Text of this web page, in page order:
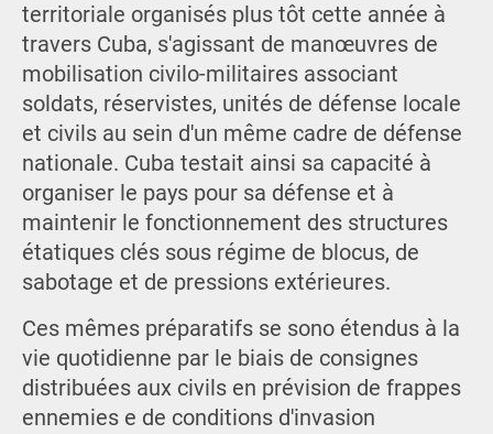
territoriale organisés plus tôt cette année à
travers Cuba, s'agissant de manœuvres de
mobilisation civilo-militaires associant
soldats, réservistes, unités de défense locale
et civils au sein d'un même cadre de défense
nationale. Cuba testait ainsi sa capacité à
organiser le pays pour sa défense et à
maintenir le fonctionnement des structures
étatiques clés sous régime de blocus, de
sabotage et de pressions extérieures.
Ces mêmes préparatifs se sono étendus à la
vie quotidienne par le biais de consignes
distribuées aux civils en prévision de frappes
ennemies e de conditions d'invasion